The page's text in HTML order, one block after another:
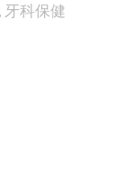
, 牙科保健